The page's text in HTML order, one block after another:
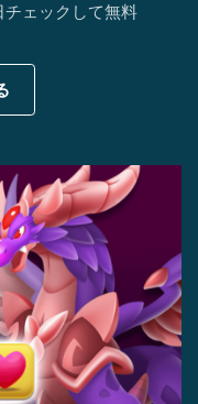
ェックして無料